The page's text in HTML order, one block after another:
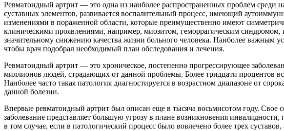
Ревматоидный артрит — это одна из наиболее распространенных проблем среди
суставных элементов, развивается воспалительный процесс, имеющий
изменениями в пораженной области, которые преимущественно имеют
клиническими проявлениями, например, миозитом, геморрагическим
значительному снижению качества жизни больного человека. Наиболее важным
чтобы врач подобрал необходимый план обследования и лечения.
Ревматоидный артрит — это хроническое, постепенно прогрессирующее
миллионов людей, страдающих от данной проблемы. Более тридцати процентов
Наиболее часто такая патология диагностируется в возрастном диапазоне от
данной болезни.
Впервые ревматоидный артрит был описан еще в тысяча восьмисотом году. Свое
заболевание представляет большую угрозу в плане возникновения
в том случае, если в патологический процесс было вовлечено более трех